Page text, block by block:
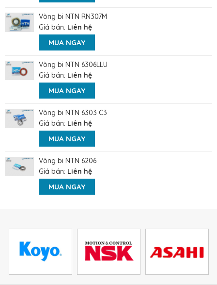
Vòng bi NTN RN307M
Giá bán: Liên hệ
MUA NGAY
Vòng bi NTN 6306LLU
Giá bán: Liên hệ
MUA NGAY
Vòng bi NTN 6303 C3
Giá bán: Liên hệ
MUA NGAY
Vòng bi NTN 6206
Giá bán: Liên hệ
MUA NGAY